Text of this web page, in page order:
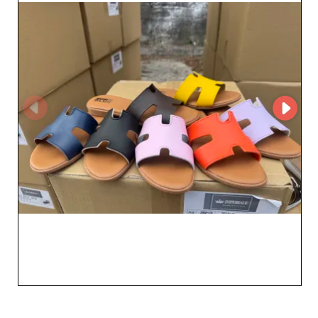
performanti per il tuo negozio. Scegli Imperiale
Calzature come partner per la sua affidabilità, l'ampia
scelta e gli stili all'avanguardia richiesti dal tuo mercato.